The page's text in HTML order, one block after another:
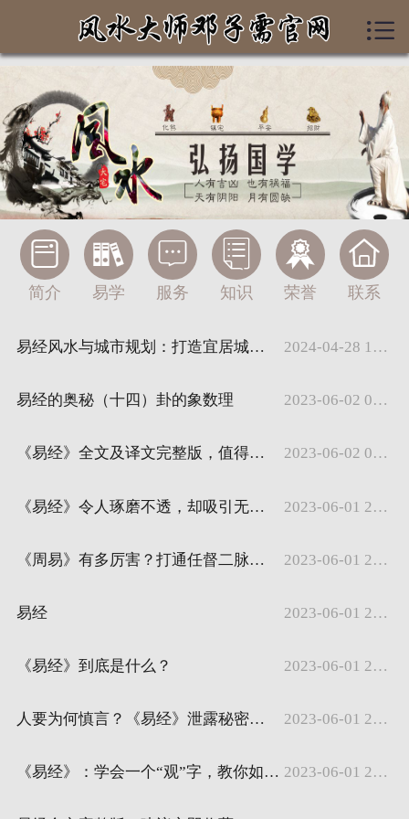
 首页
个人简介
易学研究
服务项目
联系我们
私人定制


简介

易学

服务

知识

荣誉

联系
易经风水与城市规划：打造宜居城市的秘诀 2024-04-28 17:15:09
易经的奥秘（十四）卦的象数理 2023-06-02 00:01:20
《易经》全文及译文完整版，值得收藏！ 2023-06-02 00:00:20
《易经》令人琢磨不透，却吸引无数人研究，其最大魅力是什么？ 2023-06-01 23:59:20
《周易》有多厉害？打通任督二脉全靠它 2023-06-01 23:58:20
易经 2023-06-01 23:57:20
《易经》到底是什么？ 2023-06-01 23:56:20
人要为何慎言？《易经》泄露秘密：你常说的话就是你的人生预言 2023-06-01 23:55:20
《易经》：学会一个“观”字，教你如何用心看世界 2023-06-01 23:54:20